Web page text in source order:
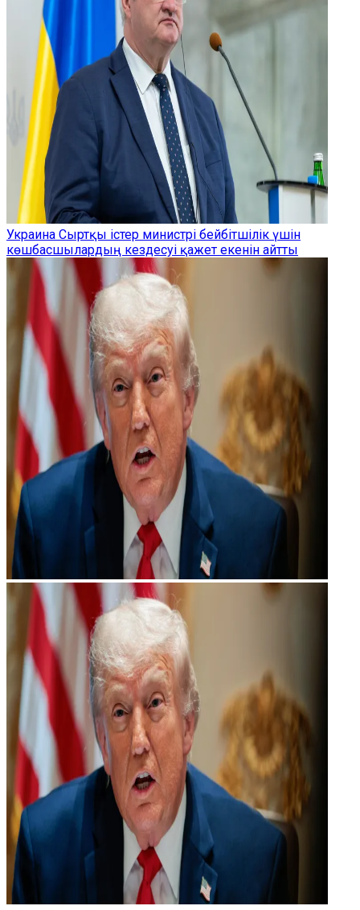
Украина Сыртқы істер министрі бейбітшілік үшін
көшбасшылардың кездесуі қажет екенін айтты